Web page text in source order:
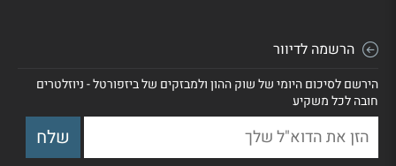
הרשמה לדיוור
הירשם לסיכום היומי של שוק ההון ולמבזקים של ביזפורטל - ניוזלטרים
חובה לכל משקיע